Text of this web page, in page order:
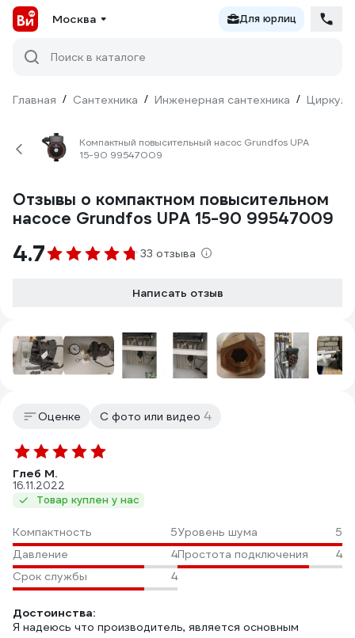
Москва Для юрлиц
Поиск в каталоге
Главная / Сантехника / Инженерная сантехника /
Компактный повысительный насос Grundfos UPA
15-90 99547009
Отзывы о компактном повысительном
насосе Grundfos UPA 15-90 99547009
4.7 33 отзыва
Написать отзыв
Оценке С фото или видео 4
Глеб М.
16.11.2022
Товар куплен у нас
Компактность 5Уровень шума
5
Давление
4Простота подключения
4
Срок службы
4
Достоинства:
Я надеюсь что производитель, является основным